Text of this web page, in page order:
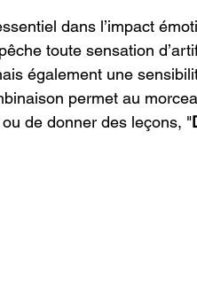
dans l’impact
toute sensation
également une
permet au
de donner des leçons, "